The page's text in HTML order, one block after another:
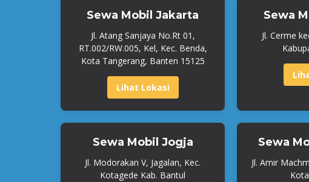
Sewa Mobil Jakarta
Jl. Atang Sanjaya No.Rt 01,
RT.002/RW.005, Kel, Kec. Benda,
Kota Tangerang, Banten 15125
Lihat Lokasi
Sewa
Jl. Cerme
Sewa Mobil Jogja
Jl. Modorakan V, Jagalan, Kec.
Kotagede Kab. Bantul
Sewa
Jl. Amir